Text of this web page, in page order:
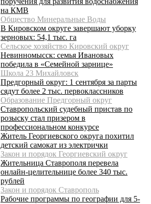
на КМВ
Общество Минеральные Воды
В Кировском округе завершают уборку
зерновых: 54,1 тыс. га
Сельское хозяйство Кировский округ
Невинномысск: семья Ивановых
победила в «Семейной зарнице»
Школа 23 Михайловск
Предгорный округ: 1 сентября за парты
сядут более 2 тыс. первоклассников
Образование Предгорный округ
Ставропольский судебный пристав по
розыску стал призером в
профессиональном конкурсе
Житель Георгиевского округа похитил
детский самокат из электрички
Закон и порядок Георгиевский округ
Жительница Ставрополя перевела
онлайн-целительнице более 340 тыс.
рублей
Закон и порядок Ставрополь
Рабочие программы по географии для 5-